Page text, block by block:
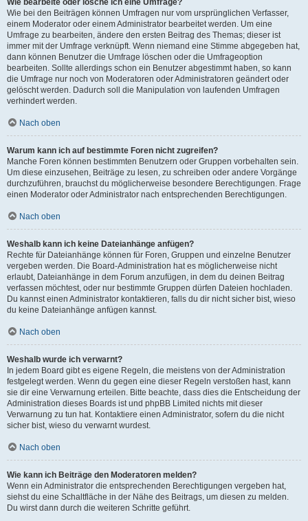
Wie bearbeite oder lösche ich eine Umfrage?
Wie bei den Beiträgen können Umfragen nur vom ursprünglichen Verfasser,
einem Moderator oder einem Administrator bearbeitet werden. Um eine
Umfrage zu bearbeiten, ändere den ersten Beitrag des Themas; dieser ist
immer mit der Umfrage verknüpft. Wenn niemand eine Stimme abgegeben hat,
dann können Benutzer die Umfrage löschen oder die Umfrageoption
bearbeiten. Sollte allerdings schon ein Benutzer abgestimmt haben, so kann
die Umfrage nur noch von Moderatoren oder Administratoren geändert oder
gelöscht werden. Dadurch soll die Manipulation von laufenden Umfragen
verhindert werden.
Nach oben
Warum kann ich auf bestimmte Foren nicht zugreifen?
Manche Foren können bestimmten Benutzern oder Gruppen vorbehalten sein.
Um diese einzusehen, Beiträge zu lesen, zu schreiben oder andere Vorgänge
durchzuführen, brauchst du möglicherweise besondere Berechtigungen. Frage
einen Moderator oder Administrator nach entsprechenden Berechtigungen.
Nach oben
Weshalb kann ich keine Dateianhänge anfügen?
Rechte für Dateianhänge können für Foren, Gruppen und einzelne Benutzer
vergeben werden. Die Board-Administration hat es möglicherweise nicht
erlaubt, Dateianhänge in dem Forum anzufügen, in dem du deinen Beitrag
verfassen möchtest, oder nur bestimmte Gruppen dürfen Dateien hochladen.
Du kannst einen Administrator kontaktieren, falls du dir nicht sicher bist, wieso
du keine Dateianhänge anfügen kannst.
Nach oben
Weshalb wurde ich verwarnt?
In jedem Board gibt es eigene Regeln, die meistens von der Administration
festgelegt werden. Wenn du gegen eine dieser Regeln verstoßen hast, kann
sie dir eine Verwarnung erteilen. Bitte beachte, dass dies die Entscheidung der
Administration dieses Boards ist und phpBB Limited nichts mit dieser
Verwarnung zu tun hat. Kontaktiere einen Administrator, sofern du die nicht
sicher bist, wieso du verwarnt wurdest.
Nach oben
Wie kann ich Beiträge den Moderatoren melden?
Wenn ein Administrator die entsprechenden Berechtigungen vergeben hat,
siehst du eine Schaltfläche in der Nähe des Beitrags, um diesen zu melden.
Du wirst dann durch die weiteren Schritte geführt.